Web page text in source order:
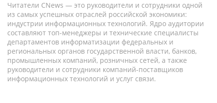
Читатели CNews — это руководители и сотрудники одной
из самых успешных отраслей российской экономики:
индустрии информационных технологий. Ядро аудитории
составляют топ-менеджеры и технические специалисты
департаментов информатизации федеральных и
региональных органов государственной власти, банков,
промышленных компаний, розничных сетей, а также
руководители и сотрудники компаний-поставщиков
информационных технологий и услуг связи.